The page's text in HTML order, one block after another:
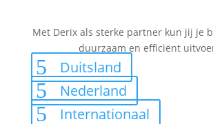
Met Derix als sterke partner kun jij je
duurzaam en efficiënt
Duitsland
Nederland
Internationaal